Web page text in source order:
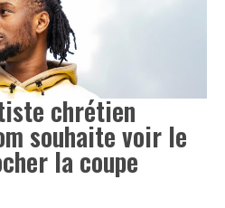
chrétien
souhaite voir le
la coupe